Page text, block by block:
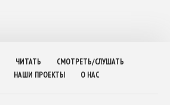
ЧИТАТЬ
СМОТРЕТЬ/СЛУШАТЬ
НАШИ ПРОЕКТЫ О НАС